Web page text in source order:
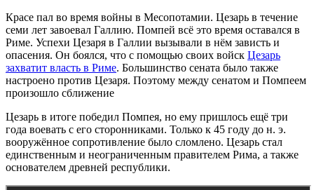
Красе пал во время войны в Месопотамии. Цезарь в течение
семи лет завоевал Галлию. Помпей всё это время оставался в
Риме. Успехи Цезаря в Галлии вызывали в нём зависть и
опасения. Он боялся, что с помощью своих войск Цезарь
захватит власть в Риме. Большинство сената было также
настроено против Цезаря. Поэтому между сенатом и Помпеем
произошло сближение
Цезарь в итоге победил Помпея, но ему пришлось ещё три
года воевать с его сторонниками. Только к 45 году до н. э.
вооружённое сопротивление было сломлено. Цезарь стал
единственным и неограниченным правителем Рима, а также
основателем древней республики.